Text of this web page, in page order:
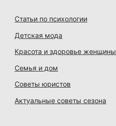
Статьи по психологии
Детская мода
Красота и здоровье женщины
Семья и дом
Советы юристов
Актуальные советы сезона